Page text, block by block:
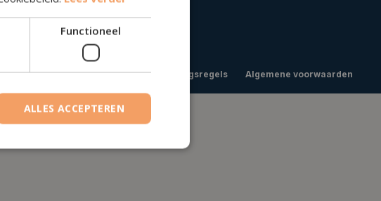
Privacy Policy IDD-gedragsregels Algemene voorwaarden
Functioneel
ALLES ACCEPTEREN